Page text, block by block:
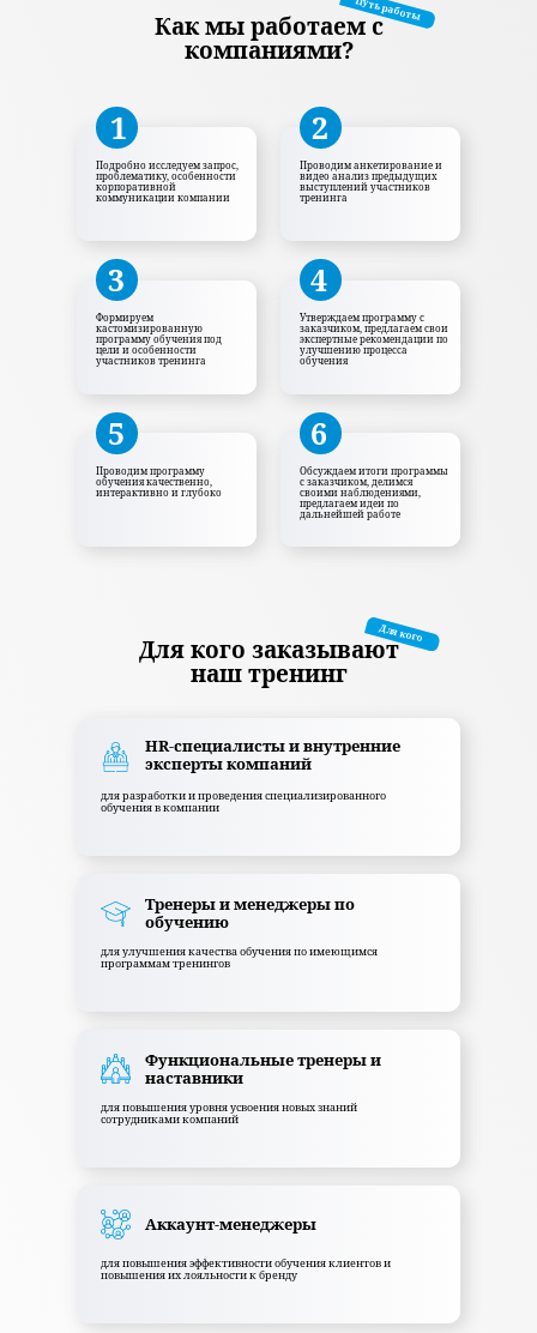
1
Подробно исследуем запрос,
проблематику, особенности
корпоративной
коммуникации компании
Как мы работаем с
компаниями?
Путь работы
2
Проводим анкетирование и
видео анализ предыдущих
выступлений участников
тренинга
3
Формируем
кастомизированную
программу обучения под
цели и особенности
участников тренинга
4
Утверждаем программу с
заказчиком, предлагаем свои
экспертные рекомендации по
улучшению процесса
обучения
5
Проводим программу
обучения качественно,
интерактивно и глубоко
6
Обсуждаем итоги программы
с заказчиком, делимся
своими наблюдениями,
предлагаем идеи по
дальнейшей работе
Для кого заказывают
наш тренинг
HR-специалисты и внутренние
эксперты компаний
для разработки и проведения специализированного
обучения в компании
Для кого
Тренеры и менеджеры по
обучению
для улучшения качества обучения по имеющимся
программам тренингов
Функциональные тренеры и
наставники
для повышения уровня усвоения новых знаний
сотрудниками компаний
Аккаунт-менеджеры
для повышения эффективности обучения клиентов и
повышения их лояльности к бренду